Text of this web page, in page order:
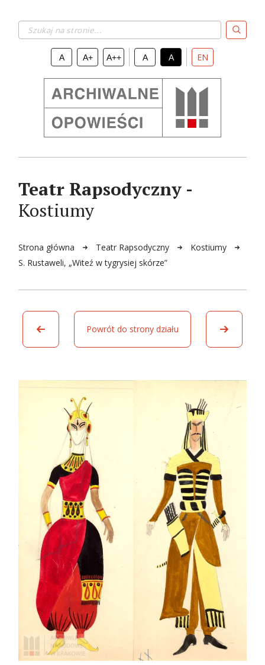
A A+ A++ A A EN
Teatr Rapsodyczny -
Kostiumy
Strona główna Teatr Rapsodyczny
Kostiumy
S. Rustaweli, „Witeź w tygrysiej skórze”
Powrót do strony działu